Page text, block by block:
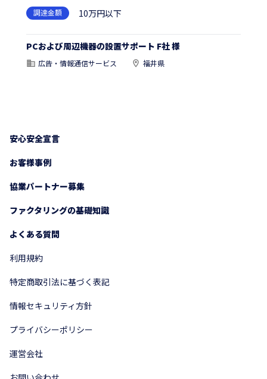
調達金額 10万円以下
PCおよび周辺機器の設置サポート F社 様
広告・情報通信サービス 福井県
安心安全宣言
お客様事例
協業パートナー募集
ファクタリングの基礎知識
よくある質問
利用規約
特定商取引法に基づく表記
情報セキュリティ方針
プライバシーポリシー
運営会社